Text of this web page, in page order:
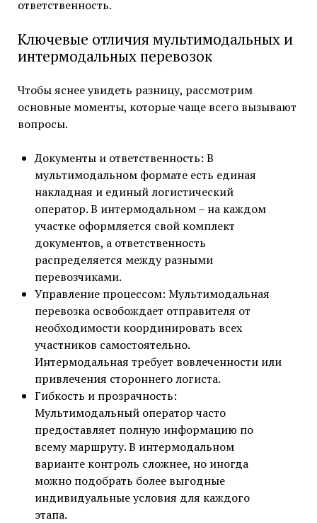
ответственность.
Ключевые отличия мультимодальных и
интермодальных перевозок
Чтобы яснее увидеть разницу, рассмотрим
основные моменты, которые чаще всего вызывают
вопросы.
Документы и ответственность: В
мультимодальном формате есть единая
накладная и единый логистический
оператор. В интермодальном – на каждом
участке оформляется свой комплект
документов, а ответственность
распределяется между разными
перевозчиками.
Управление процессом: Мультимодальная
перевозка освобождает отправителя от
необходимости координировать всех
участников самостоятельно.
Интермодальная требует вовлеченности или
привлечения стороннего логиста.
Гибкость и прозрачность:
Мультимодальный оператор часто
предоставляет полную информацию по
всему маршруту. В интермодальном
варианте контроль сложнее, но иногда
можно подобрать более выгодные
индивидуальные условия для каждого
этапа.